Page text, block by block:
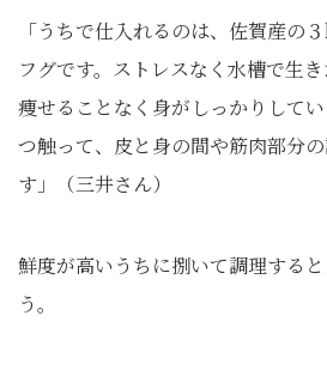
「うちで仕入れるのは、佐賀産の
フグです。ストレスなく水槽で生き
痩せることなく身がしっかりして
つ触って、皮と身の間や筋肉部分
す」（三井さん）
鮮度が高いうちに捌いて調理する
う。